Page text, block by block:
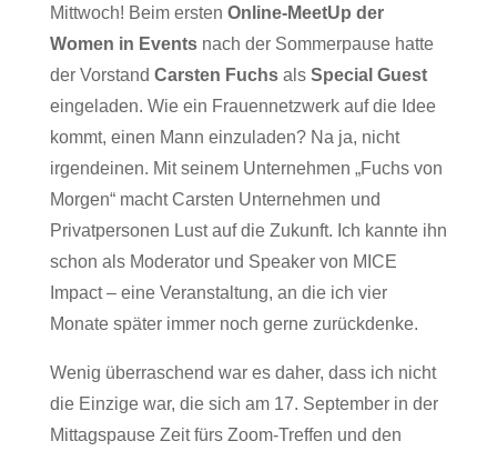
Mittwoch! Beim ersten Online-MeetUp der
Women in Eventsnach der Sommerpause hatte
der Vorstand Carsten Fuchsals Special Guest
eingeladen. Wie ein Frauennetzwerk auf die Idee
kommt, einen Mann einzuladen? Na ja, nicht
irgendeinen. Mit seinem Unternehmen „Fuchs von
Morgen“ macht Carsten Unternehmen und
Privatpersonen Lust auf die Zukunft. Ich kannte ihn
schon als Moderator und Speaker von MICE
Impact – eine Veranstaltung, an die ich vier
Monate später immer noch gerne zurückdenke.
Wenig überraschend war es daher, dass ich nicht
die Einzige war, die sich am 17. September in der
Mittagspause Zeit fürs Zoom-Treffen und den